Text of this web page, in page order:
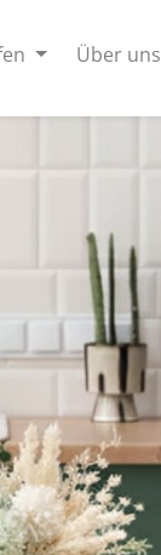
Über uns